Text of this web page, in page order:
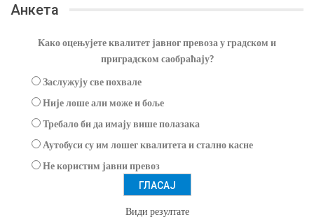
Анкета
Како оцењујете квалитет јавног превоза у градском и
приградском саобраћају?
Заслужују све похвале
Није лоше али може и боље
Требало би да имају више полазака
Аутобуси су им лошег квалитета и стално касне
Не користим јавни превоз
Види резултате